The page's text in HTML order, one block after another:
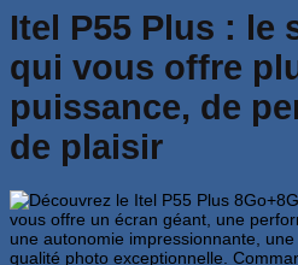
Itel P55 Plus : le
qui vous offre
puissance, de
de plaisir